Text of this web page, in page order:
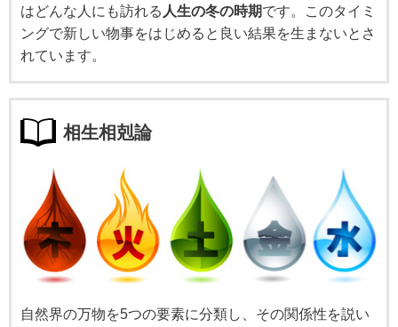
はどんな人にも訪れる 人生の冬の時期です。このタイミ
ングで新しい物事をはじめると良い結果を生まないとさ
れています。
相生相剋論
自然界の万物を5つの要素に分類し、その関係性を説い